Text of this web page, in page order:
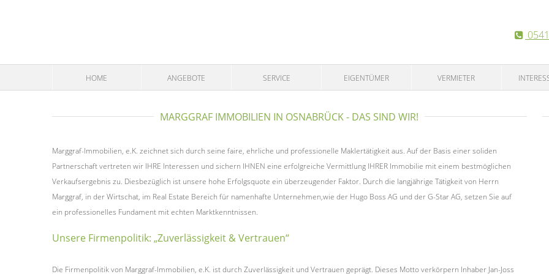
HOME ANGEBOTE SERVICE EIGENTÜMER VERMIETER
MARGGRAF IMMOBILIEN IN OSNABRÜCK - DAS SIND WIR!
Marggraf-Immobilien, e.K. zeichnet sich durch seine faire, ehrliche und professionelle Maklertätigkeit aus. Auf der Basis einer soliden
Partnerschaft vertreten wir IHRE Interessen und sichern IHNEN eine erfolgreiche Vermittlung IHRER Immobilie mit einem bestmöglichen
Verkaufsergebnis zu. Diesbezüglich ist unsere hohe Erfolgsquote ein überzeugender Faktor. Durch die langjährige Tätigkeit von Herrn
Marggraf, in der Wirtschat, im Real Estate Bereich für namenhafte Unternehmen,wie der Hugo Boss AG und der G-Star AG, setzen Sie auf
ein professionelles Fundament mit echten Marktkenntnissen.
Unsere Firmenpolitik: „Zuverlässigkeit & Vertrauen“
Die Firmenpolitik von Marggraf-Immobilien, e.K. ist durch Zuverlässigkeit und Vertrauen geprägt. Dieses Motto verkörpern Inhaber Jan-Joss